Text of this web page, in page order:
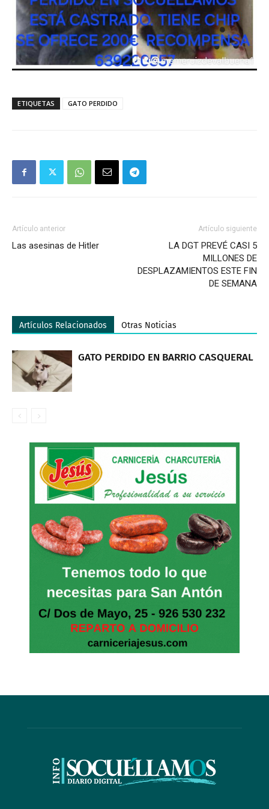
ETIQUETAS GATO PERDIDO
Artículo anterior
Las asesinas de Hitler
Artículo siguiente
LA DGT PREVÉ CASI 5
MILLONES DE
DESPLAZAMIENTOS ESTE FIN
DE SEMANA
Artículos Relacionados Otras Noticias
GATO PERDIDO EN BARRIO CASQUERAL